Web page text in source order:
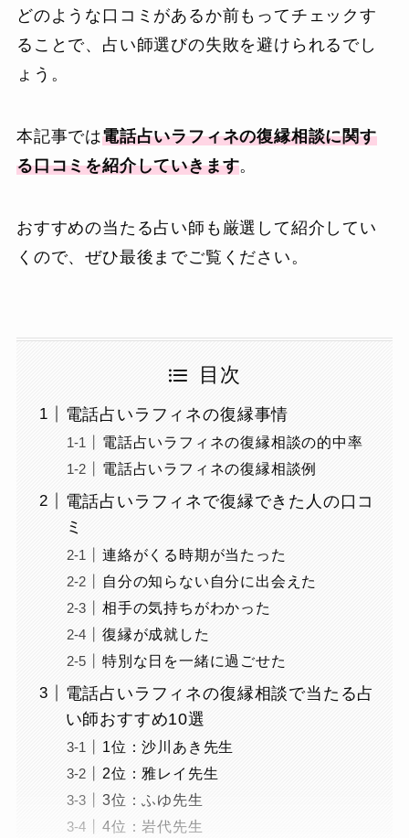
どのような口コミがあるか前もってチェックす
ることで、占い師選びの失敗を避けられるでし
ょう。
本記事では電話占いラフィネの復縁相談に関す
る口コミを紹介していきます。
おすすめの当たる占い師も厳選して紹介してい
くので、ぜひ最後までご覧ください。
目次
電話占いラフィネの復縁事情
電話占いラフィネの復縁相談の的中率
電話占いラフィネの復縁相談例
電話占いラフィネで復縁できた人の口コ
ミ
連絡がくる時期が当たった
自分の知らない自分に出会えた
相手の気持ちがわかった
復縁が成就した
特別な日を一緒に過ごせた
電話占いラフィネの復縁相談で当たる占
い師おすすめ10選
1位：沙川あき先生
2位：雅レイ先生
3位：ふゆ先生
4位：岩代先生